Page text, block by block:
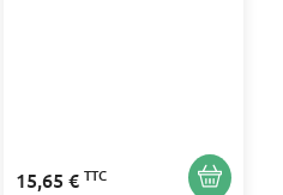
15,65 € TTC